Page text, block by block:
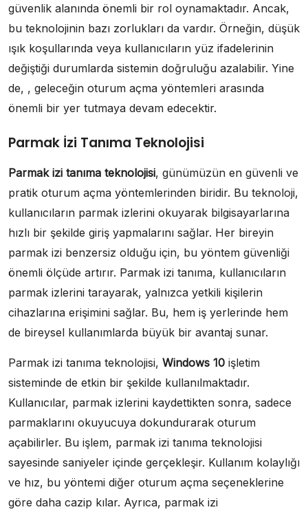
güvenlik alanında önemli bir rol oynamaktadır. Ancak,
bu teknolojinin bazı zorlukları da vardır. Örneğin, düşük
ışık koşullarında veya kullanıcıların yüz ifadelerinin
değiştiği durumlarda sistemin doğruluğu azalabilir. Yine
de, , geleceğin oturum açma yöntemleri arasında
önemli bir yer tutmaya devam edecektir.
Parmak İzi Tanıma Teknolojisi
Parmak izi tanıma teknolojisi, günümüzün en güvenli ve
pratik oturum açma yöntemlerinden biridir. Bu teknoloji,
kullanıcıların parmak izlerini okuyarak bilgisayarlarına
hızlı bir şekilde giriş yapmalarını sağlar. Her bireyin
parmak izi benzersiz olduğu için, bu yöntem güvenliği
önemli ölçüde artırır. Parmak izi tanıma, kullanıcıların
parmak izlerini tarayarak, yalnızca yetkili kişilerin
cihazlarına erişimini sağlar. Bu, hem iş yerlerinde hem
de bireysel kullanımlarda büyük bir avantaj sunar.
Parmak izi tanıma teknolojisi, Windows 10 işletim
sisteminde de etkin bir şekilde kullanılmaktadır.
Kullanıcılar, parmak izlerini kaydettikten sonra, sadece
parmaklarını okuyucuya dokundurarak oturum
açabilirler. Bu işlem, parmak izi tanıma teknolojisi
sayesinde saniyeler içinde gerçekleşir. Kullanım kolaylığı
ve hız, bu yöntemi diğer oturum açma seçeneklerine
göre daha cazip kılar. Ayrıca, parmak izi